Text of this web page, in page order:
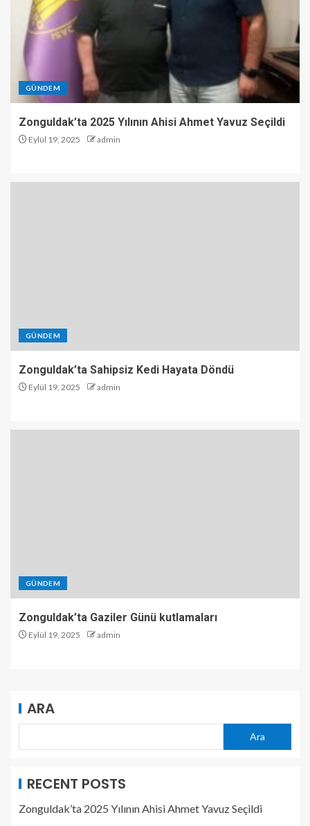
GÜNDEM
Zonguldak’ta 2025 Yılının Ahisi Ahmet Yavuz Seçildi
Eylül 19, 2025 admin
GÜNDEM
Zonguldak’ta Sahipsiz Kedi Hayata Döndü
Eylül 19, 2025 admin
GÜNDEM
Zonguldak’ta Gaziler Günü kutlamaları
Eylül 19, 2025 admin
ARA
Ara
RECENT POSTS
Zonguldak’ta 2025 Yılının Ahisi Ahmet Yavuz Seçildi